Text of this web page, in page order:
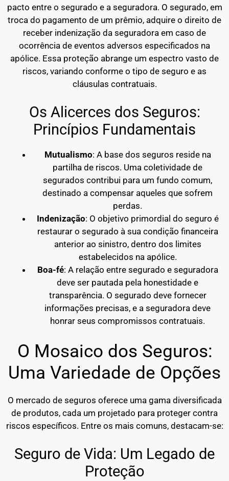
pacto entre o segurado e a seguradora. O segurado, em
troca do pagamento de um prêmio, adquire o direito de
receber indenização da seguradora em caso de
ocorrência de eventos adversos especificados na
apólice. Essa proteção abrange um espectro vasto de
riscos, variando conforme o tipo de seguro e as
cláusulas contratuais.
Os Alicerces dos Seguros:
Princípios Fundamentais
Mutualismo: A base dos seguros reside na
partilha de riscos. Uma coletividade de
segurados contribui para um fundo comum,
destinado a compensar aqueles que sofrem
perdas.
Indenização: O objetivo primordial do seguro é
restaurar o segurado à sua condição financeira
anterior ao sinistro, dentro dos limites
estabelecidos na apólice.
Boa-fé: A relação entre segurado e seguradora
deve ser pautada pela honestidade e
transparência. O segurado deve fornecer
informações precisas, e a seguradora deve
honrar seus compromissos contratuais.
O Mosaico dos Seguros:
Uma Variedade de Opções
O mercado de seguros oferece uma gama diversificada
de produtos, cada um projetado para proteger contra
riscos específicos. Entre os mais comuns, destacam-se:
Seguro de Vida: Um Legado de
Proteção